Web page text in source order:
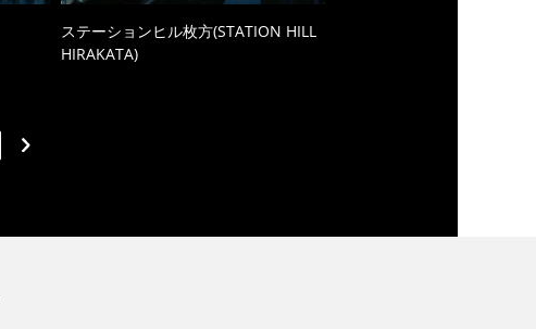
ステーションヒル枚方(STATION HILL
HIRAKATA)